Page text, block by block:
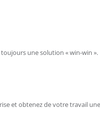
une solution « win-win ».
et obtenez de votre travail